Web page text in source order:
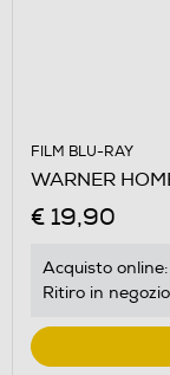
FILM BLU-RAY
WARNER
€ 19,90
Acquisto online:
Ritiro in